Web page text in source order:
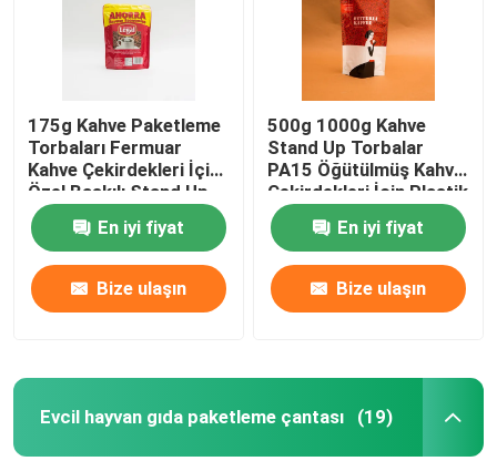
175g Kahve Paketleme
Torbaları Fermuar
Kahve Çekirdekleri İçin
Özel Baskılı Stand Up
Torbalar
En iyi fiyat
Bize ulaşın
500g 1000g Kahve
Stand Up Torbalar
PA15 Öğütülmüş Kahve
Çekirdekleri İçin Plastik
Kahve Poşetleri
En iyi fiyat
Bize ulaşın
Evcil hayvan gıda paketleme çantası (19)